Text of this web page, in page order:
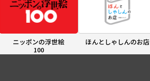
ニッポンの浮世絵
100
ほんとしゃしんのお店